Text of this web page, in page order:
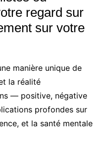
regard sur
sur votre
manière unique de
la réalité
— positive, négative
profondes sur
et la santé mentale